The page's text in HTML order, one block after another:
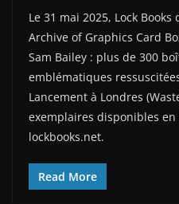
Le 31 mai 2025, Lock
Archive of Graphics Card
Sam Bailey : plus de 300
emblématiques
Lancement à Londres
exemplaires disponibles
lockbooks.net.
Read More